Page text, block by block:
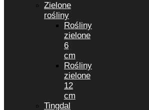
Zielone
rośliny
Rośliny
zielone
6
cm
Rośliny
zielone
12
cm
Tingdal